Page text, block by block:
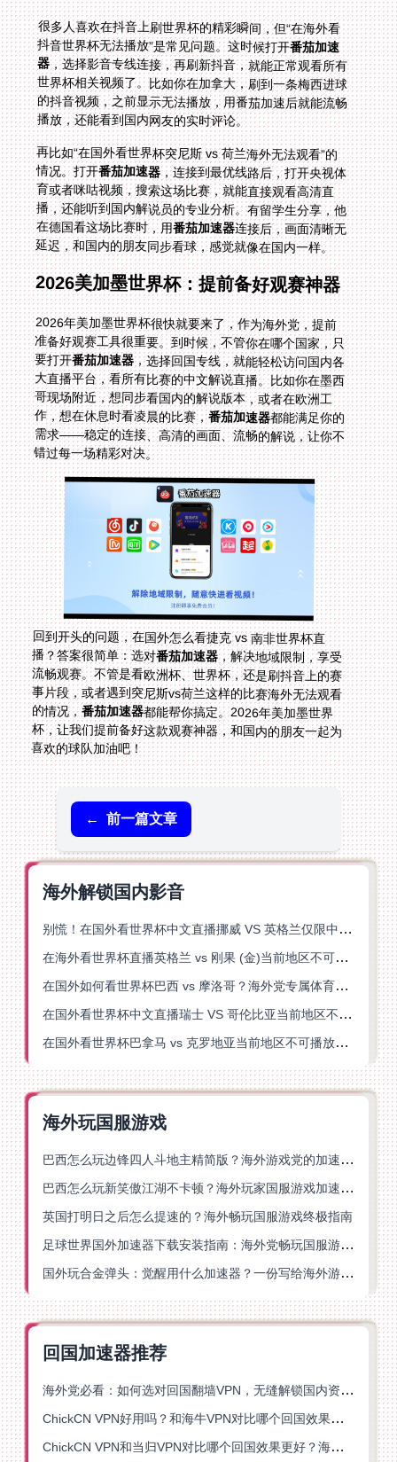
很多人喜欢在抖音上刷世界杯的精彩瞬间，但“在海外看
抖音世界杯无法播放”是常见问题。这时候打开番茄加速
器，选择影音专线连接，再刷新抖音，就能正常观看所有
世界杯相关视频了。比如你在加拿大，刷到一条梅西进球
的抖音视频，之前显示无法播放，用番茄加速后就能流畅
播放，还能看到国内网友的实时评论。
再比如“在国外看世界杯突尼斯 vs 荷兰海外无法观看”的
情况。打开番茄加速器，连接到最优线路后，打开央视体
育或者咪咕视频，搜索这场比赛，就能直接观看高清直
播，还能听到国内解说员的专业分析。有留学生分享，他
在德国看这场比赛时，用番茄加速器连接后，画面清晰无
延迟，和国内的朋友同步看球，感觉就像在国内一样。
2026美加墨世界杯：提前备好观赛神器
2026年美加墨世界杯很快就要来了，作为海外党，提前
准备好观赛工具很重要。到时候，不管你在哪个国家，只
要打开番茄加速器，选择回国专线，就能轻松访问国内各
大直播平台，看所有比赛的中文解说直播。比如你在墨西
哥现场附近，想同步看国内的解说版本，或者在欧洲工
作，想在休息时看凌晨的比赛，番茄加速器都能满足你的
需求——稳定的连接、高清的画面、流畅的解说，让你不
错过每一场精彩对决。
回到开头的问题，在国外怎么看捷克 vs 南非世界杯直
播？答案很简单：选对番茄加速器，解决地域限制，享受
流畅观赛。不管是看欧洲杯、世界杯，还是刷抖音上的赛
事片段，或者遇到突尼斯vs荷兰这样的比赛海外无法观看
的情况，番茄加速器都能帮你搞定。2026年美加墨世界
杯，让我们提前备好这款观赛神器，和国内的朋友一起为
喜欢的球队加油吧！
← 前一篇文章
海外解锁国内影音
别慌！在国外看世界杯中文直播挪威 VS 英格兰仅限中国大陆？这篇指南帮你搞定
在海外看世界杯直播英格兰 vs 刚果 (金)当前地区不可播放？这篇指南帮你突破所有限制
在国外如何看世界杯巴西 vs 摩洛哥？海外党专属体育观赛指南来了
在国外看世界杯中文直播瑞士 VS 哥伦比亚当前地区不可播放？这篇指南帮你搞定
在国外看世界杯巴拿马 vs 克罗地亚当前地区不可播放？这篇指南帮你轻松解决海外体育直播难题
海外玩国服游戏
巴西怎么玩边锋四人斗地主精简版？海外游戏党的加速器终极选择
巴西怎么玩新笑傲江湖不卡顿？海外玩家国服游戏加速终极指南（附猫和老鼠一梦江湖实测）
英国打明日之后怎么提速的？海外畅玩国服游戏终极指南
足球世界国外加速器下载安装指南：海外党畅玩国服游戏的终极解决方案
国外玩合金弹头：觉醒用什么加速器？一份写给海外游子的畅玩指南
回国加速器推荐
海外党必看：如何选对回国翻墙VPN，无缝解锁国内资源？
ChickCN VPN好用吗？和海牛VPN对比哪个回国效果更好？
ChickCN VPN和当归VPN对比哪个回国效果更好？海外党亲测后选了它